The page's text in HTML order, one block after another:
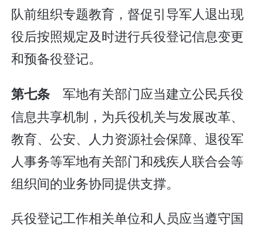
队前组织专题教育，督促引导军人退出现
役后按照规定及时进行兵役登记信息变更
和预备役登记。
第七条军地有关部门应当建立公民兵役
信息共享机制，为兵役机关与发展改革、
教育、公安、人力资源社会保障、退役军
人事务等军地有关部门和残疾人联合会等
组织间的业务协同提供支撑。
兵役登记工作相关单位和人员应当遵守国